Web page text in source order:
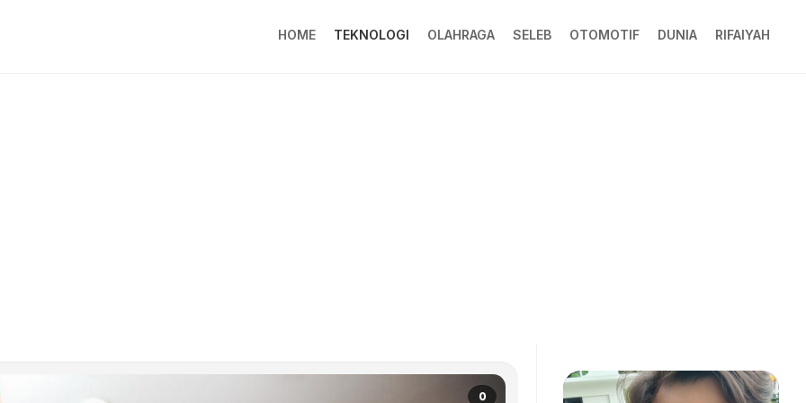
HOME TEKNOLOGI OLAHRAGA SELEB OTOMOTIF DUNIA RIFAIYAH
0